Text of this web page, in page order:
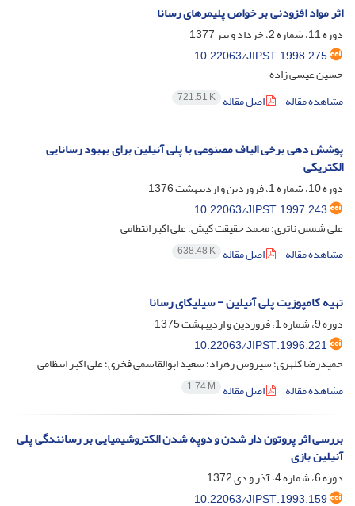
اثر مواد افزودنی بر خواص پلیمرهای رسانا
دوره 11، شماره 2، خرداد و تیر 1377
10.22063/JIPST.1998.275
حسین عیسی زاده
مشاهده مقاله
اصل مقاله 721.51 K
پوشش دهی برخی الیاف مصنوعی با پلی آنیلین برای بهبود رسانایی
الکتریکی
دوره 10، شماره 1، فروردین و اردیبهشت 1376
10.22063/JIPST.1997.243
علی شمس ناتری؛ محمد حقیقت کیش؛ علی اکبر انتطامی
مشاهده مقاله
اصل مقاله 638.48 K
تهیه کامپوزیت پلی آنیلین - سیلیکای رسانا
دوره 9، شماره 1، فروردین و اردیبهشت 1375
10.22063/JIPST.1996.221
حمیدرضا کلهری؛ سیروس زهزاد؛ سعید ابوالقاسمی فخری؛ علی اکبر انتظامی
مشاهده مقاله
اصل مقاله 1.74 M
بررسی اثر پروتون دار شدن و دوپه شدن الکتروشیمیایی بر رسانندگی پلی
آنیلین بازی
دوره 6، شماره 4، آذر و دی 1372
10.22063/JIPST.1993.159